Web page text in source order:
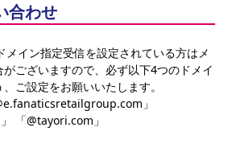
合わせ
メイン指定受信を設定されている方はメ
ございますので、必ず以下4つのドメイ
ご設定をお願いいたします。
」
「@tayori.com」